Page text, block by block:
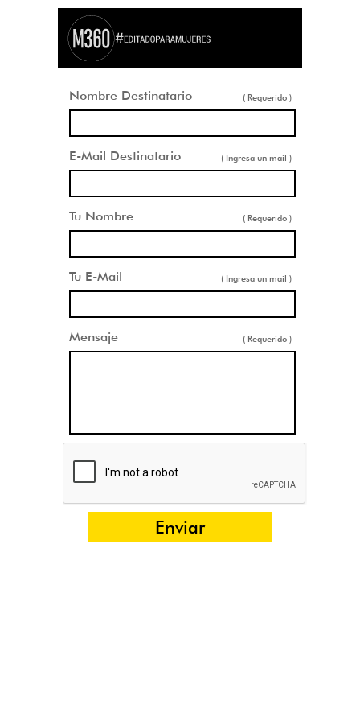
Nombre Destinatario ( Requerido )
E-Mail Destinatario ( Ingresa un mail )
Tu Nombre ( Requerido )
Tu E-Mail ( Ingresa un mail )
Mensaje ( Requerido )